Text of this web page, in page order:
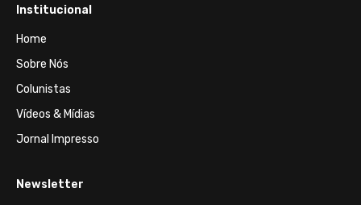
Institucional
Home
Sobre Nós
Colunistas
Vídeos & Mídias
Jornal Impresso
Newsletter